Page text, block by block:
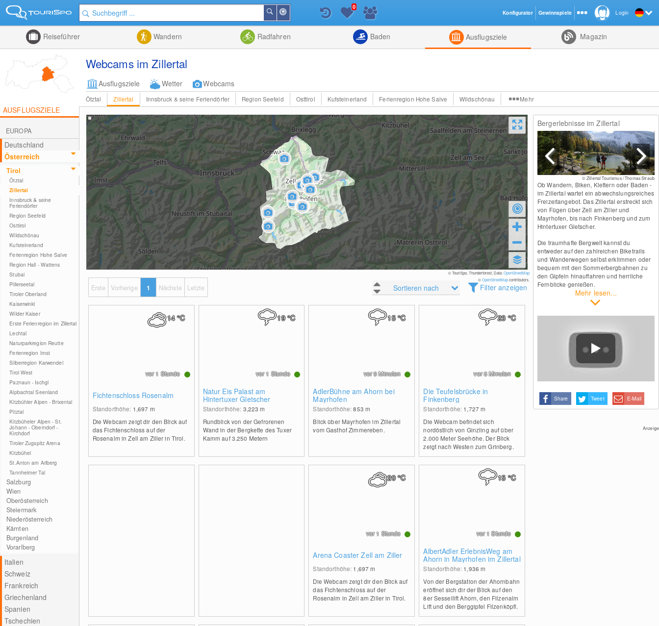
der
Nähe
Suchen
Listenansicht
0
Reiseführer Wandern Radfahren Baden Ausflugsziele Magazin
Webcams im Zillertal
Ausflugsziele Wetter Webcams
Ötztal Zillertal Innsbruck & seine Feriendörfer Region Seefeld Osttirol Kufsteinerland Ferienregion Hohe Salve Wildschönau Mehr
AUSFLUGSZIELE
EUROPA
Deutschland
Österreich
Tirol
Ötztal
Zillertal
Innsbruck & seine
Feriendörfer
Region Seefeld
Osttirol
Wildschönau
Kufsteinerland
Ferienregion Hohe Salve
Region Hall - Wattens
Stubai
Pillerseetal
Tiroler Oberland
Kaiserwinkl
Wilder Kaiser
Erste Ferienregion im Zillertal
Lechtal
Naturparkregion Reutte
Ferienregion Imst
Silberregion Karwendel
Tirol West
Paznaun - Ischgl
Alpbachtal Seenland
Kitzbühler Alpen - Brixental
Pitztal
Kitzbüheler Alpen - St.
Johann - Oberndorf -
Kirchdorf
Tiroler Zugspitz Arena
Kitzbühel
St.Anton am Arlberg
Tannheimer Tal
Salzburg
Wien
Oberösterreich
Steiermark
Niederösterreich
Kärnten
Burgenland
Vorarlberg
Italien
Schweiz
Frankreich
Griechenland
Spanien
Tschechien
© TouriSpo, Thunderforest, Data:OpenStreetMap
©OpenStreetMapcontributors.
Sortieren nach Filter anzeigen
Erste Vorherige 1 Nächste Letzte
Fichtenschloss Rosenalm
Standorthöhe: 1,697 m
Die Webcam zeigt dir den Blick auf
das Fichtenschloss auf der
Rosenalm in Zell am Ziller in Tirol.
14°C
vor 1 Stunde
Natur Eis Palast am
Hintertuxer Gletscher
Standorthöhe: 3,223m
Rundblick von der Gefrorenen
Wand in der Bergkette des Tuxer
Kamm auf 3.250 Metern
19°C
vor 1 Stunde
AdlerBühne am Ahorn bei
Mayrhofen
Standorthöhe:853m
Blick über Mayrhofen im Zillertal
vom Gasthof Zimmereben.
15°C
vor 9 Minuten
Die Teufelsbrücke in
Finkenberg
Standorthöhe: 1,727m
Die Webcam befindet sich
nordöstlich von Ginzling auf über
2.000 Meter Seehöhe. Der Blick
zeigt nach Westen zum Grinberg.
23°C
vor 8 Minuten
Arena Coaster Zell am Ziller
Standorthöhe: 1,697m
Die Webcam zeigt dir den Blick auf
das Fichtenschloss auf der
Rosenalm in Zell am Ziller in Tirol.
20°C
vor 1 Stunde
AlbertAdler ErlebnisWeg am
Ahorn in Mayrhofen im Zillertal
Standorthöhe: 1,936m
Von der Bergstation der Ahornbahn
eröffnet sich dir der Blick auf den
8er Sessellift Ahorn, den Filzenalm
Lift und den Berggipfel Filzenköpfl.
15°C
vor 1 Stunde
Bergerlebnisse im Zillertal
© Zillertal Tourismus / Christoph Johann © Zillertal Tourismus / Thomas Straub
Mehr lesen...
Ob Wandern, Biken, Klettern oder Baden -
im Zillertal wartet ein abwechslungsreiches
Freizeitangebot. Das Zillertal erstreckt sich
von Fügen über Zell am Ziller und
Mayrhofen, bis nach Finkenberg und zum
Hintertuxer Gletscher.
Die traumhafte Bergwelt kannst du
entweder auf den zahlreichen Biketrails
und Wanderwegen selbst erklimmen oder
bequem mit den Sommerbergbahnen zu
den Gipfeln hinauffahren und herrliche
Fernblicke genießen.
Share Tweet E-Mail
Anzeige
Login
Konfigurator Gewinnspiele